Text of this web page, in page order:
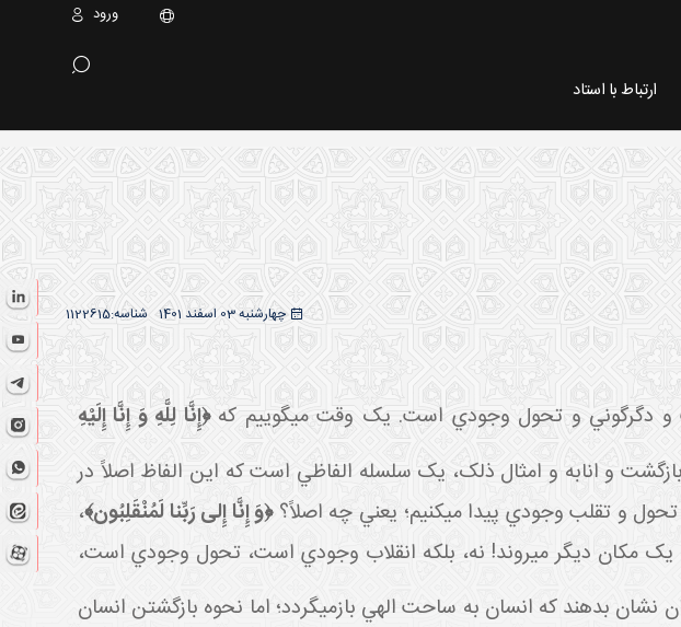
ورود
ارتباط با استاد
چهارشنبه 03 اسفند 1401 1122615شناسه:
و دگرگوني و تحول وجودي است. يک وقت ميگوييم که﴿إِنَّا لِلَّهِ وَ إِنَّا إِلَيْهِ
بازگشت و انابه و امثال ذلک، يک سلسله الفاظي است که اين الفاظ اصلاً در
تحول و تقلب وجودي پيدا ميکنيم؛ يعني چه اصلاً؟﴿وَ إِنَّا إِلى‏ رَبِّنا لَمُنْقَلِبُون‏﴾،
يک مکان ديگر ميروند! نه، بلکه انقلاب وجودي است، تحول وجودي است،
نشان بدهند که انسان به ساحت الهي بازميگردد؛ اما نحوه بازگشتن انسان